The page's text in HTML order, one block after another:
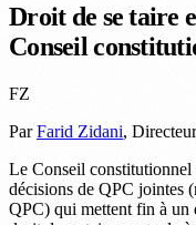
Droit de se taire
Conseil
FZ
ParFarid Zidani,
Le Conseil constitutionnel
décisions de QPC jointes
QPC) qui mettent fin à un